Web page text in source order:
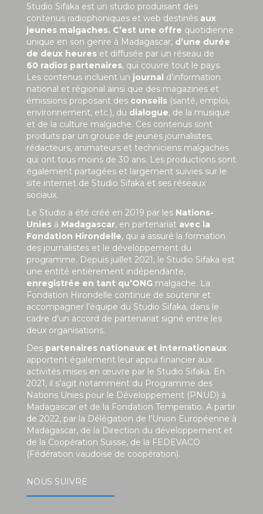
Studio Sifaka est un studio produisant des
contenus radiophoniques et web destinés aux
jeunes malgaches. C’est une offre quotidienne
unique en son genre à Madagascar, d’une durée
de deux heures et diffusée par un réseau de
60 radios partenaires, qui couvre tout le pays.
Les contenus incluent un journal d’information
national et régional ainsi que des magazines et
émissions proposant des conseils (santé, emploi,
environnement, etc.), du dialogue, de la musique
et de la culture malgache. Ces contenus sont
produits par un groupe de jeunes journalistes,
rédacteurs, animateurs et techniciens malgaches
qui ont tous moins de 30 ans. Les productions sont
également partagées et largement suivies sur le
site internet de Studio Sifaka et ses réseaux
sociaux.
Le Studio a été créé en 2019 par les Nations-
Unies à Madagascar, en partenariat avec la
Fondation Hirondelle, qui a assuré la formation
des journalistes et le développement du
programme. Depuis juillet 2021, le Studio Sifaka est
une entité entièrement indépendante,
enregistrée en tant qu’ONG malgache. La
Fondation Hirondelle continue de soutenir et
accompagner l’équipe du Studio Sifaka, dans le
cadre d’un accord de partenariat signé entre les
deux organisations.
Des partenaires nationaux et internationaux
apportent également leur appui financier aux
activités mises en œuvre par le Studio Sifaka. En
2021, il s’agit notamment du Programme des
Nations Unies pour le Développement (PNUD) à
Madagascar et de la Fondation Temperatio. A partir
de 2022, par la Délégation de l’Union Européenne à
Madagascar, de la Direction du développement et
de la Coopération Suisse, de la FEDEVACO
(Fédération vaudoise de coopération).
NOUS SUIVRE